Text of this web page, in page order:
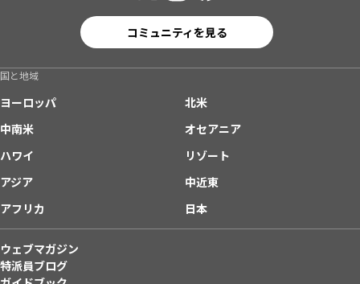
コミュニティを見る
国と地域
ヨーロッパ
北米
中南米
オセアニア
ハワイ
リゾート
アジア
中近東
アフリカ
日本
ウェブマガジン
特派員ブログ